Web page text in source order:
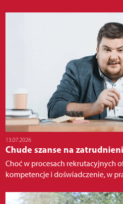
13.07.2026
Chude szanse na
Choć w procesach rekrutacyjnych
kompetencje i doświadczenie, w